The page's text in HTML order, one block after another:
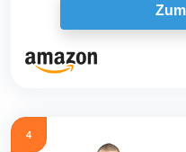
4